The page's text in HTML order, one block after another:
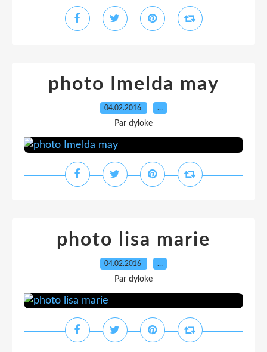
photo Imelda may
04.02.2016 …
Par dyloke
photo lisa marie
04.02.2016 …
Par dyloke